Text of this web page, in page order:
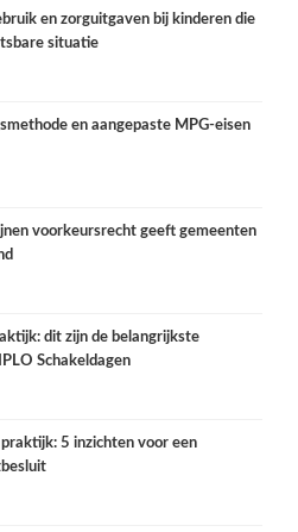
en zorguitgaven bij kinderen die
situatie
en aangepaste MPG-eisen
voorkeursrecht geeft gemeenten
dit zijn de belangrijkste
Schakeldagen
5 inzichten voor een